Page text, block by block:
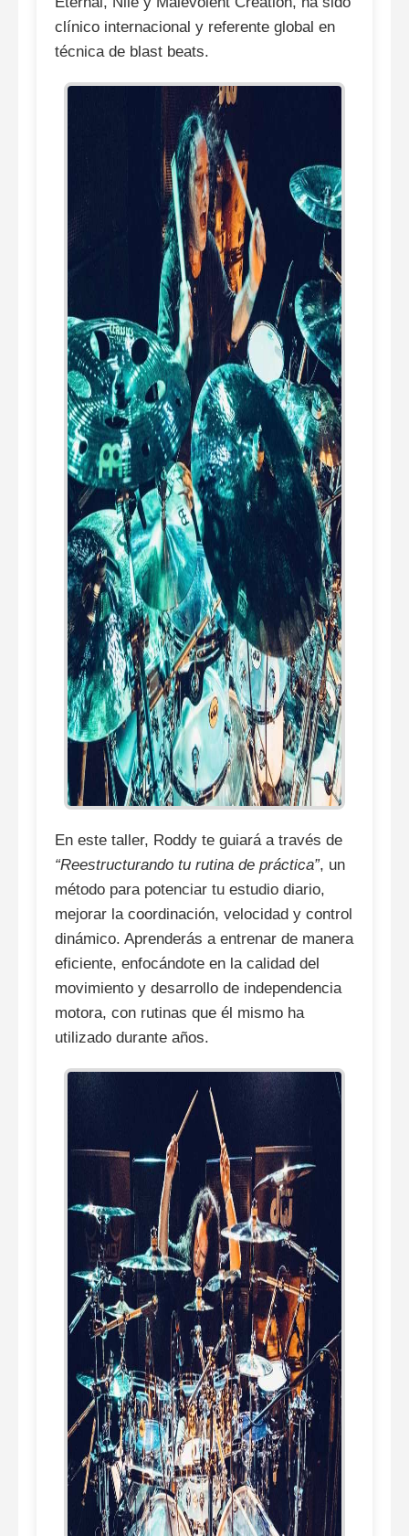
clínico internacional y referente global en
técnica de blast beats.
En este taller, Roddy te guiará a través de
“Reestructurando tu rutina de práctica”, un
método para potenciar tu estudio diario,
mejorar la coordinación, velocidad y control
dinámico. Aprenderás a entrenar de manera
eficiente, enfocándote en la calidad del
movimiento y desarrollo de independencia
motora, con rutinas que él mismo ha
utilizado durante años.